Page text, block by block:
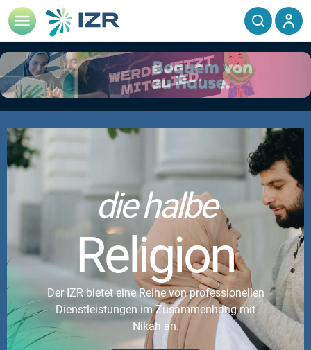
die halbe
Religion
Der IZR bietet eine Reihe von professionellen
Dienstleistungen im Zusammenhang mit
Nikah an.